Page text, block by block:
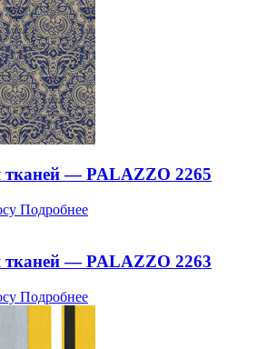
тканей — PALAZZO 2265
Подробнее
тканей — PALAZZO 2263
Подробнее